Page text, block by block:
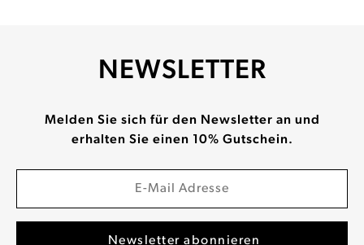
NEWSLETTER
Melden Sie sich für den Newsletter an und
erhalten Sie einen 10% Gutschein.